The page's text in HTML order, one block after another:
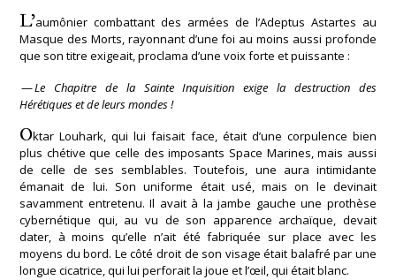
L’aumônier combattant des armées de l’Adeptus Astartes au
Masque des Morts, rayonnant d’une foi au moins aussi profonde
que son titre exigeait, proclama d’une voix forte et puissante :
—Le Chapitre de la Sainte Inquisition exige la destruction des
Hérétiques et de leurs mondes !
Oktar Louhark, qui lui faisait face, était d’une corpulence bien
plus chétive que celle des imposants Space Marines, mais aussi
de celle de ses semblables. Toutefois, une aura intimidante
émanait de lui. Son uniforme était usé, mais on le devinait
savamment entretenu. Il avait à la jambe gauche une prothèse
cybernétique qui, au vu de son apparence archaïque, devait
dater, à moins qu’elle n’ait été fabriquée sur place avec les
moyens du bord. Le côté droit de son visage était balafré par une
longue cicatrice, qui lui perforait la joue et l’œil, qui était blanc.